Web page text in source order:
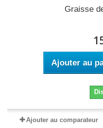
Graisse
Ajouter au
Ajouter au comparateur